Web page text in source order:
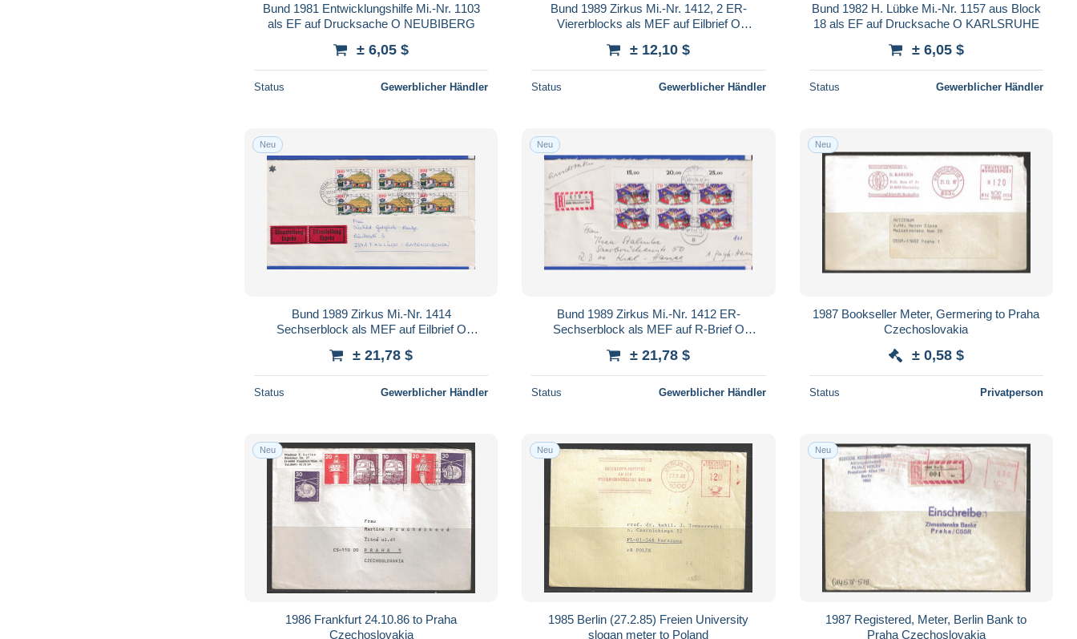
Bund 1981 Entwicklungshilfe Mi.-Nr. 1103
als EF auf Drucksache O NEUBIBERG
± 6,05 $
Status Gewerblicher Händler
Bund 1989 Zirkus Mi.-Nr. 1412, 2 ER-
Viererblocks als MEF auf Eilbrief O
± 12,10 $
Status Gewerblicher Händler
Bund 1982 H. Lübke Mi.-Nr. 1157 aus Block
18 als EF auf Drucksache O KARLSRUHE
± 6,05 $
Status Gewerblicher Händler
Neu
Bund 1989 Zirkus Mi.-Nr. 1414
Sechserblock als MEF auf Eilbrief O
± 21,78 $
Status Gewerblicher Händler
Neu
Bund 1989 Zirkus Mi.-Nr. 1412 ER-
Sechserblock als MEF auf R-Brief O
± 21,78 $
Status Gewerblicher Händler
Neu
1987 Bookseller Meter, Germering to Praha
Czechoslovakia
± 0,58 $
Status Privatperson
Neu
1986 Frankfurt 24.10.86 to Praha
Czechoslovakia
Neu
1985 Berlin (27.2.85) Freien University
slogan meter to Poland
Neu
1987 Registered, Meter, Berlin Bank to
Praha Czechoslovakia